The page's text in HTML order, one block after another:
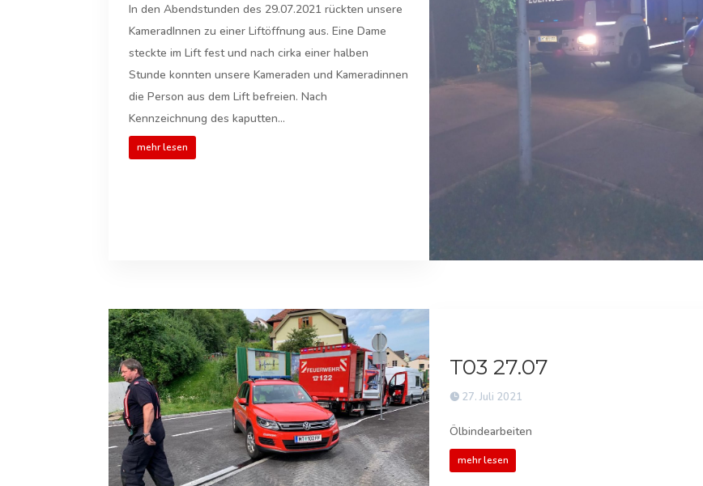
In den Abendstunden des 29.07.2021 rückten unsere
KameradInnen zu einer Liftöffnung aus. Eine Dame
steckte im Lift fest und nach cirka einer halben
Stunde konnten unsere Kameraden und Kameradinnen
die Person aus dem Lift befreien. Nach
Kennzeichnung des kaputten...
mehr lesen
T03 27.07
27. Juli 2021
Ölbindearbeiten
mehr lesen